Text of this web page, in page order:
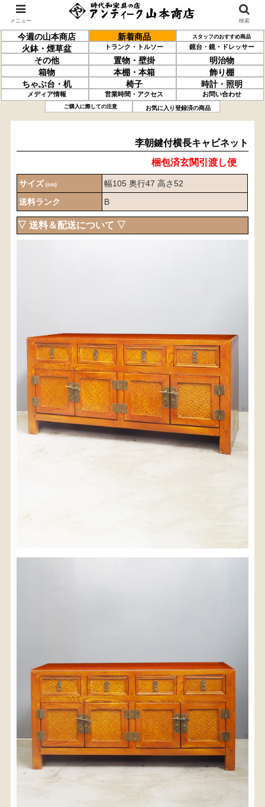
今週の山本商店 新着商品 スタッフのおすすめ商品
火鉢・煙草盆 トランク・トルソー 鏡台・鏡・ドレッサー
その他 置物・壁掛
明治物
箱物
本棚・本箱
飾り棚
ちゃぶ台・机
椅子 時計・照明
メディア情報 営業時間・アクセス お問い合わせ
ご購入に際しての注意 お気に入り登録済の商品
鍵付横長キャビネット
李朝鍵付横長キャビネット
梱包済玄関引渡し便
サイズ (cm)
幅105 奥行47 高さ52
送料ランク
B
▽ 送料＆配送について ▽
・配送についての詳細は、こちら→
【送料を確認する】
お届け先、送料ランクを選択する事で送料が表
示されます。
お届け先
メニュー 検索